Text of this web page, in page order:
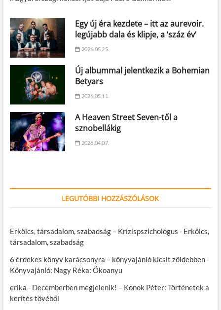
Egy új éra kezdete – itt az aurevoir.
legújabb dala és klipje, a ‘száz év’
2026.05.25.
Új albummal jelentkezik a Bohemian
Betyars
2026.05.11.
A Heaven Street Seven-től a
sznobellákig
2026.04.07.
LEGUTÓBBI HOZZÁSZÓLÁSOK
Erkölcs, társadalom, szabadság – Krízispszichológus - Erkölcs,
társadalom, szabadság
6 érdekes könyv karácsonyra – könyvajánló kicsit zöldebben-
Könyvajánló: Nagy Réka: Ökoanyu
erika - Decemberben megjelenik! – Konok Péter: Történetek a
kerítés tövéből